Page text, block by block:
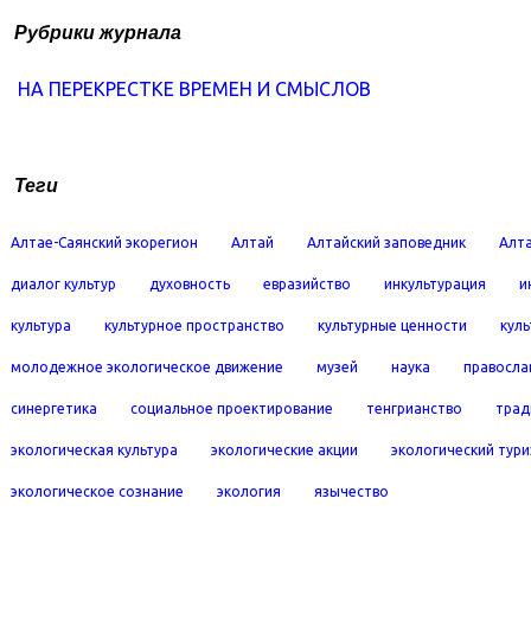
Рубрики журнала
НА ПЕРЕКРЕСТКЕ ВРЕМЕН И СМЫСЛОВ
Теги
Алтае-Саянский экорегион Алтай Алтайский заповедник
диалог культур духовность евразийство инкультурация
культура культурное пространство культурные ценности
молодежное экологическое движение музей наука
синергетика социальное проектирование тенгрианство
экологическая культура экологические акции экологический
экологическое сознание экология язычество